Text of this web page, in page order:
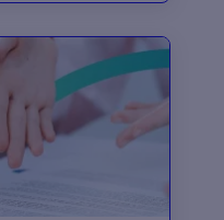
le plus de ce
jour.